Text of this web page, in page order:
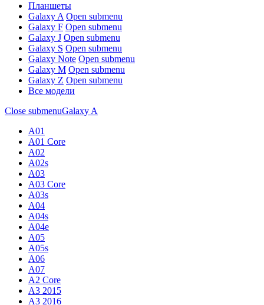
Планшеты
Galaxy A Open submenu
Galaxy F Open submenu
Galaxy J Open submenu
Galaxy S Open submenu
Galaxy Note Open submenu
Galaxy M Open submenu
Galaxy Z Open submenu
Все модели
Close submenuGalaxy A
A01
A01 Core
A02
A02s
A03
A03 Core
A03s
A04
A04s
A04e
A05
A05s
A06
A07
A2 Core
A3 2015
A3 2016